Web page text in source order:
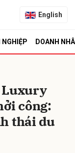
English
NGHIỆP DOANH
Luxury
công:
thái du